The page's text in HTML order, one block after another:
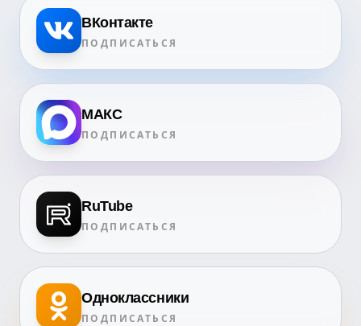
ВКонтакте
ПОДПИСАТЬСЯ
МАКС
ПОДПИСАТЬСЯ
RuTube
ПОДПИСАТЬСЯ
Одноклассники
ПОДПИСАТЬСЯ